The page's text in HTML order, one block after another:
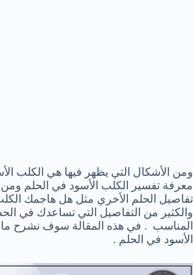
ومن الأشكال التي يظهر فيها هي الكلب
معرفة تفسير الكلب الأسود في الحلم
تفاصيل الحلم الأخري مثل هل هاجمك
والكثير من التفاصيل التي تساعدك في
المناسب . في هذه المقالة سوف نشرح ما
الأسود في الحلم .